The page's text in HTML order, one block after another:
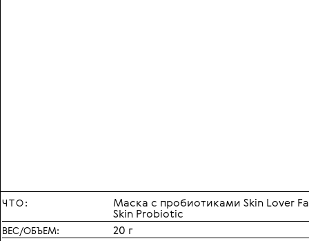
Маска с пробиотиками Skin Lover
Skin Probiotic
20 г
ЧТО:
ВЕС/ОБЪЕМ: